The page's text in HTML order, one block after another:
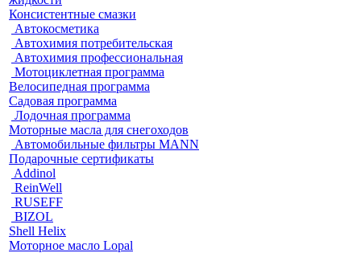
Консистентные смазки
Автокосметика
Автохимия потребительская
Автохимия профессиональная
Мотоциклетная программа
Велосипедная программа
Садовая программа
Лодочная программа
Моторные масла для снегоходов
Автомобильные фильтры MANN
Подарочные сертификаты
Addinol
ReinWell
RUSEFF
BIZOL
Shell Helix
Моторное масло Lopal